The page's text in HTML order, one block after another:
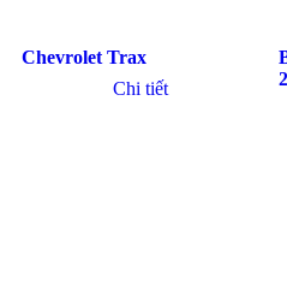
Chevrolet Trax
Chi tiết